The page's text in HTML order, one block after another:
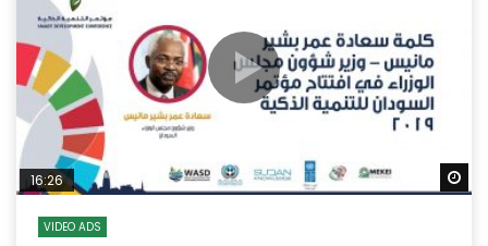
16:26
VIDEO ADS